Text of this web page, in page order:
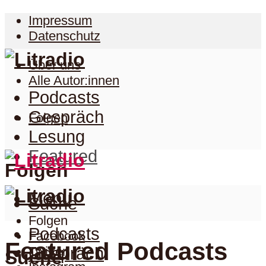
Impressum
Datenschutz
Über uns
Alle Autor:innen
Folgen
Folgen
Folgen
Facebook
Twitter
Podcasts
Gespräch
Lesung
Featured
Menu
Suche
Suche
Podcasts
Gespräch
Featured Podcasts